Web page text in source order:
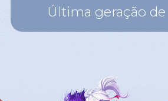
Última geração